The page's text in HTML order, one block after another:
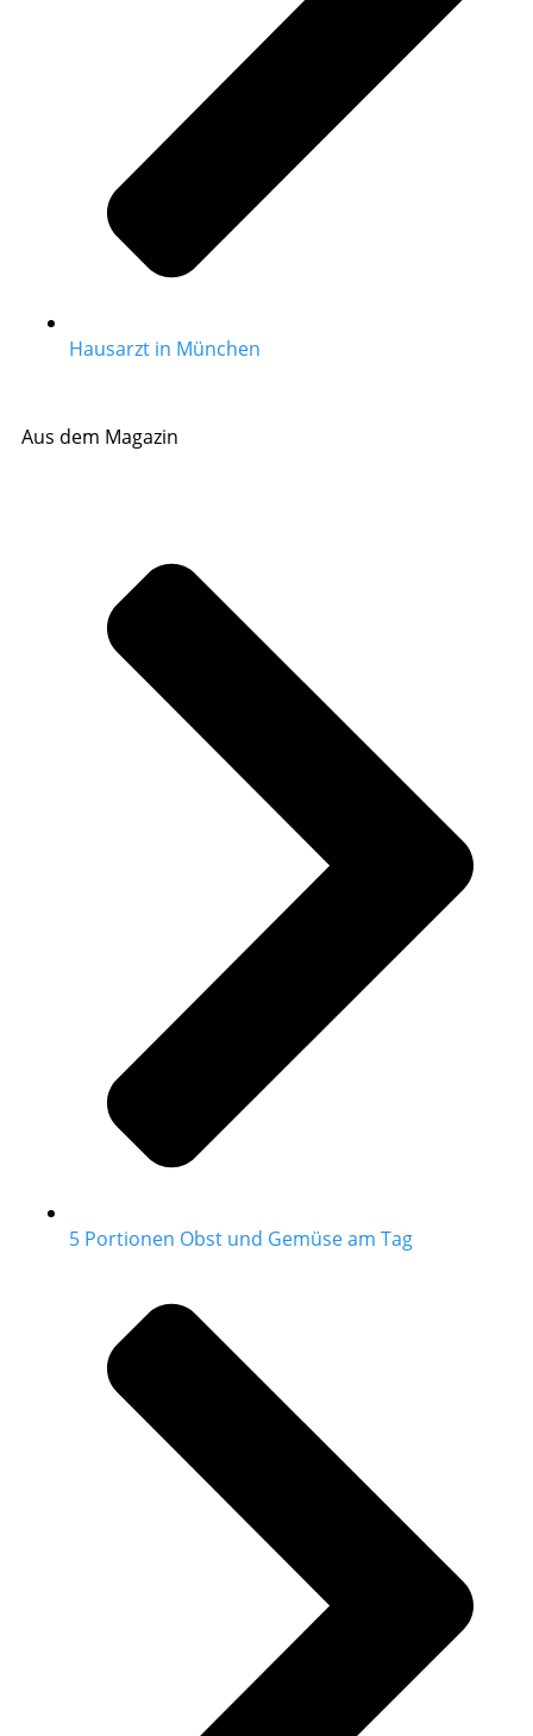
Hausarzt in München
Aus dem Magazin
5 Portionen Obst und Gemüse am Tag